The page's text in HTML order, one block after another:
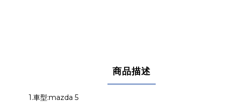
商品描述
1.車型:mazda 5